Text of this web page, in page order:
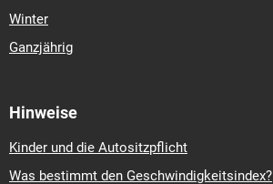
Winter
Ganzjährig
Hinweise
Kinder und die Autositzpflicht
Was bestimmt den Geschwindigkeitsindex?